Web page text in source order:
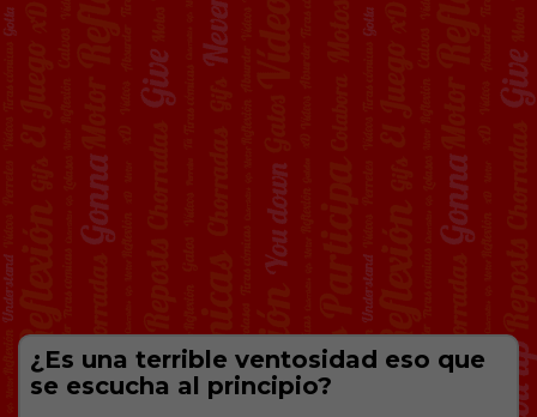
¿Es una terrible ventosidad eso que
se escucha al principio?